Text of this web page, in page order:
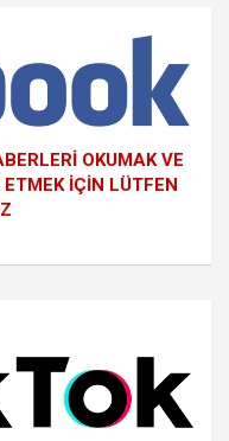
OKUMAK VE
İÇİN LÜTFEN